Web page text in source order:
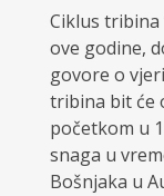
Ciklus tribina
ove godine,
govore o
tribina bit će
početkom u
snaga u
Bošnjaka u